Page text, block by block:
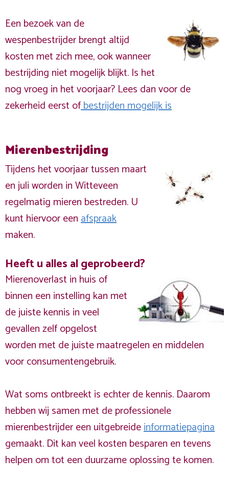
Een bezoek van de
wespenbestrijder brengt altijd
kosten met zich mee, ook wanneer
bestrijding niet mogelijk blijkt. Is het
nog vroeg in het voorjaar? Lees dan voor de
zekerheid eerst ofbestrijden mogelijk is
Mierenbestrijding
Tijdens het voorjaar tussen maart
en juli worden in Witteveen
regelmatig mieren bestreden. U
kunt hiervoor eenafspraak
maken.
Heeft u alles al geprobeerd?
Mierenoverlast in huis of
binnen een instelling kan met
de juiste kennis in veel
gevallen zelf opgelost
worden met de juiste maatregelen en middelen
voor consumentengebruik.
Wat soms ontbreekt is echter de kennis. Daarom
hebben wij samen met de professionele
mierenbestrijder een uitgebreideinformatiepagina
gemaakt. Dit kan veel kosten besparen en tevens
helpen om tot een duurzame oplossing te komen.